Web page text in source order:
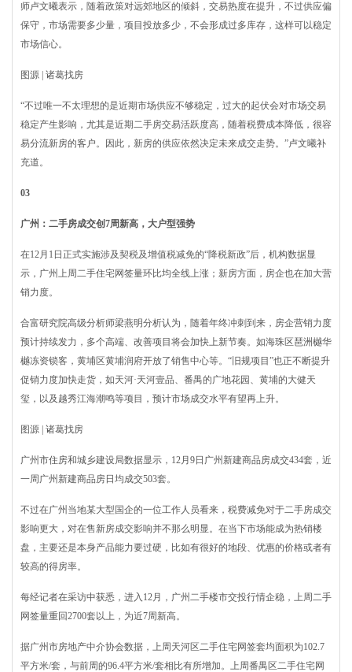
师卢文曦表示，随着政策对远郊地区的倾斜，交易热度在提升，不过供应偏
保守，市场需要多少量，项目投放多少，不会形成过多库存，这样可以稳定
市场信心。
图源 | 诸葛找房
“不过唯一不太理想的是近期市场供应不够稳定，过大的起伏会对市场交易
稳定产生影响，尤其是近期二手房交易活跃度高，随着税费成本降低，很容
易分流新房的客户。因此，新房的供应依然决定未来成交走势。”卢文曦补
充道。
03
广州：二手房成交创7周新高，大户型强势
在12月1日正式实施涉及契税及增值税减免的“降税新政”后，机构数据显
示，广州上周二手住宅网签量环比均全线上涨；新房方面，房企也在加大营
销力度。
合富研究院高级分析师梁燕明分析认为，随着年终冲刺到来，房企营销力度
预计持续发力，多个高端、改善项目将会加快上新节奏。如海珠区琶洲樾华
樾冻资锁客，黄埔区黄埔润府开放了销售中心等。“旧规项目”也正不断提升
促销力度加快走货，如天河·天河壹品、番禺的广地花园、黄埔的大健天
玺，以及越秀江海潮鸣等项目，预计市场成交水平有望再上升。
图源 | 诸葛找房
广州市住房和城乡建设局数据显示，12月9日广州新建商品房成交434套，近
一周广州新建商品房日均成交503套。
不过在广州当地某大型国企的一位工作人员看来，税费减免对于二手房成交
影响更大，对在售新房成交影响并不那么明显。在当下市场能成为热销楼
盘，主要还是本身产品能力要过硬，比如有很好的地段、优惠的价格或者有
较高的得房率。
每经记者在采访中获悉，进入12月，广州二手楼市交投行情企稳，上周二手
网签量重回2700套以上，为近7周新高。
据广州市房地产中介协会数据，上周天河区二手住宅网签套均面积为102.7
平方米/套，与前周的96.4平方米/套相比有所增加。上周番禺区二手住宅网